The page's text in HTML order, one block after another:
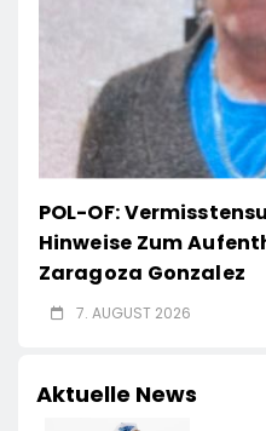
POL-OF:
Hinweise Zum
Zaragoza Gonzalez
7. AUGUST 2026
Aktuelle News